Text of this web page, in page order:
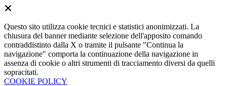
Questo sito utilizza cookie tecnici e statistici anonimizzati. La
chiusura del banner mediante selezione dell'apposito comando
contraddistinto dalla X o tramite il pulsante "Continua la
navigazione" comporta la continuazione della navigazione in
assenza di cookie o altri strumenti di tracciamento diversi da quelli
sopracitati.
COOKIE POLICY